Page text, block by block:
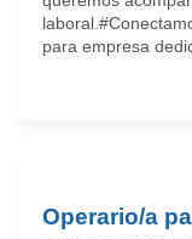
para empresa
Operario/a